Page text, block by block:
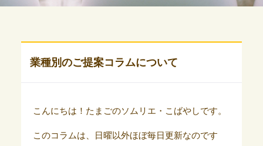
業種別のご提案コラムについて
こんにちは！たまごのソムリエ・こばやしです。
このコラムは、日曜以外ほぼ毎日更新なのです